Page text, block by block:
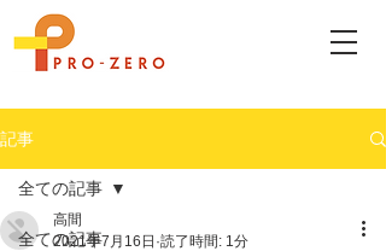
記事
全ての記事
全ての記事
高間
2021年7月16日 読了時間: 1分